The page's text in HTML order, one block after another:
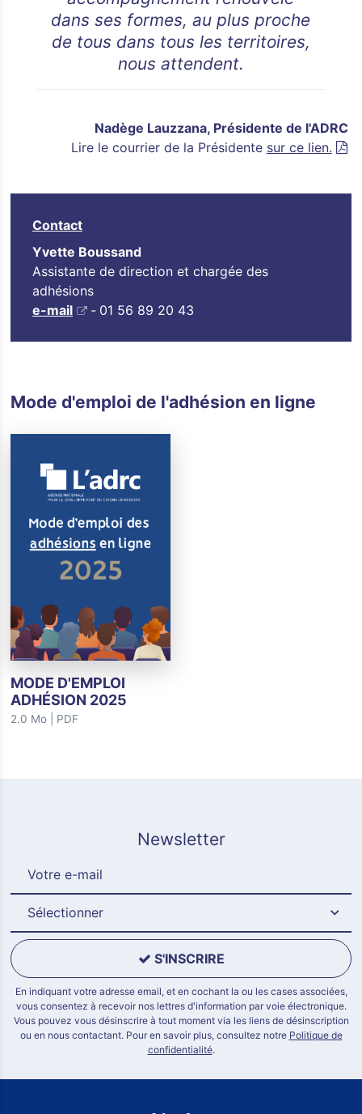
dans ses formes, au plus proche
de tous dans tous les territoires,
nous attendent.
Nadège Lauzzana, Présidente de l'ADRC
Lire le courrier de la Présidente sur ce lien.
Contact
Yvette Boussand
Assistante de direction et chargée des
adhésions
e-mail
- 01 56 89 20 43
Mode d'emploi de l'adhésion en ligne
MODE D'EMPLOI
ADHÉSION 2025
2.0 Mo | PDF
Newsletter
Sélectionner
S'INSCRIRE
En indiquant votre adresse email, et en cochant la ou les cases associées,
vous consentez à recevoir nos lettres d'information par voie électronique.
Vous pouvez vous désinscrire à tout moment via les liens de désinscription
ou en nous contactant. Pour en savoir plus, consultez notre Politique de
confidentialité.